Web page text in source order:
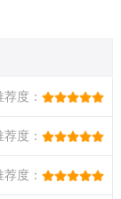
荐度：
荐度：
荐度：